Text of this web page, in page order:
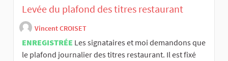
Levée du plafond des titres restaurant
Vincent CROISET
ENREGISTRÉE Les signataires et moi demandons que
le plafond journalier des titres restaurant. Il est fixé